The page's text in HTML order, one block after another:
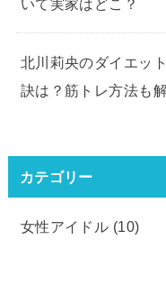
いて実家はどこ？
北川莉央のダイエッ
訣は？筋トレ方法も解
カテゴリー
女性アイドル (10)